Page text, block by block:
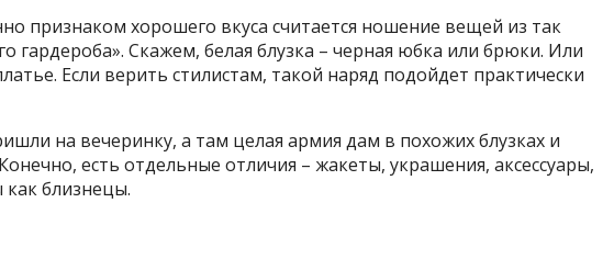
признаком хорошего вкуса считается ношение вещей из так
гардероба». Скажем, белая блузка – черная юбка или брюки. Или
Если верить стилистам, такой наряд подойдет практически
на вечеринку, а там целая армия дам в похожих блузках и
есть отдельные отличия – жакеты, украшения, аксессуары,
близнецы.